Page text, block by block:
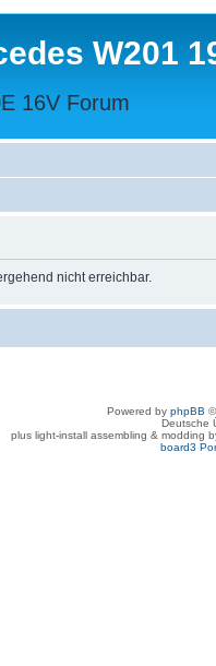
W201
16V Forum
nicht erreichbar.
Powered by phpBB
Deutsche
plus light-install assembling & modding
board3